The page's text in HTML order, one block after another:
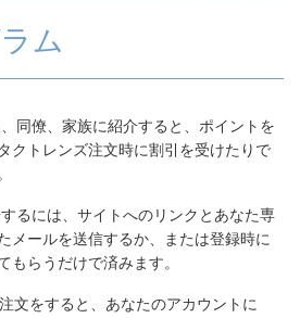
ム
同僚、家族に紹介すると、 ポイントを
クトレンズ注文時に割引を受けたりで
るには、サイトへのリンクとあなた専
メールを送信するか、または登録時に
もらうだけで済みます。
文をすると、あなたのアカウントに